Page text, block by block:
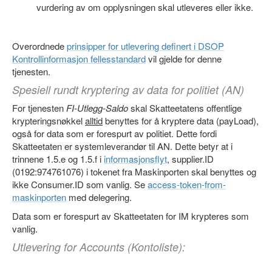
vurdering av om opplysningen skal utleveres eller ikke.
Overordnedeprinsipper for utlevering definert i DSOP
Kontrollinformasjon fellesstandardvil gjelde for denne
tjenesten.
Spesiell rundt kryptering av data for politiet (AN)
For tjenestenFI-Utlegg-Saldoskal Skatteetatens offentlige
krypteringsnøkkelalltidbenyttes for å kryptere data (payLoad),
også for data som er forespurt av politiet. Dette fordi
Skatteetaten er systemleverandør til AN. Dette betyr at i
trinnene 1.5.e og 1.5.f i informasjonsflyt, supplier.ID
(0192:974761076) i tokenet fra Maskinporten skal benyttes og
ikke Consumer.ID som vanlig. Seaccess-token-from-
maskinporten med delegering.
Data som er forespurt av Skatteetaten for IM krypteres som
vanlig.
Utlevering for Accounts (Kontoliste):